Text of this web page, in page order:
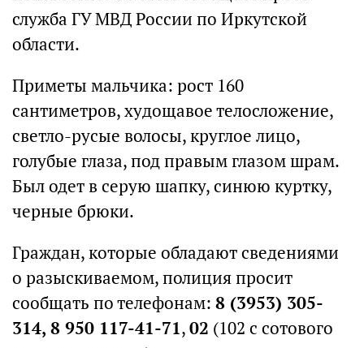
служба ГУ МВД России по Иркутской
области.
Приметы мальчика: рост 160
сантиметров, худощавое телосложение,
светло-русые волосы, круглое лицо,
голубые глаза, под правым глазом шрам.
Был одет в серую шапку, синюю куртку,
черные брюки.
Граждан, которые обладают сведениями
о разыскиваемом, полиция просит
сообщать по телефонам: 8 (3953) 305-
314, 8 950 117-41-71,02 (102 с сотового